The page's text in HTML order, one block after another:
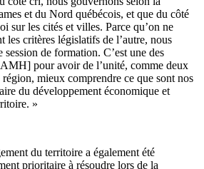
et du Nord québécois, et que du côté
sur les cités et villes. Parce qu’on ne
les critères législatifs de l’autre, nous
session de formation. C’est une des
pour avoir de l’unité, comme deux
mieux comprendre ce que sont nos
du développement économique et
»
du territoire a également été
prioritaire à résoudre lors de la